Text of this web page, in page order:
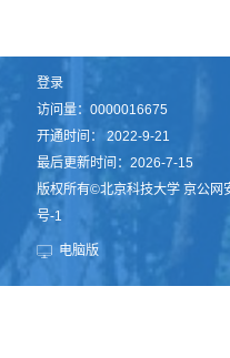
登录
访问量：0000016675
开通时间：2022-9-21
最后更新时间：2026-7-15
版权所有©北京科技大学 京公
号-1
电脑版